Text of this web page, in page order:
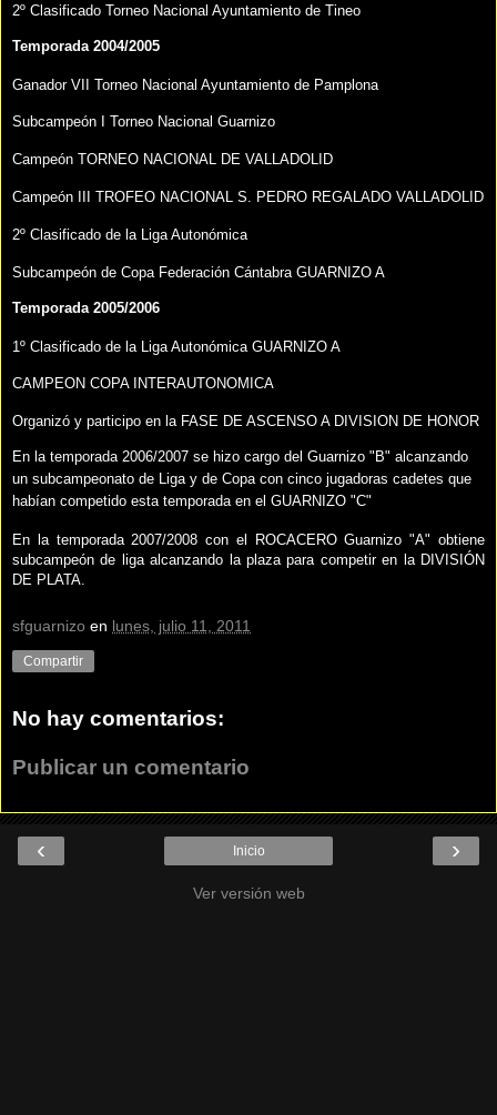
2º Clasificado Torneo Nacional Ayuntamiento de Tineo
Temporada 2004/2005
Ganador VII Torneo Nacional Ayuntamiento de Pamplona
Subcampeón I Torneo Nacional Guarnizo
Campeón TORNEO NACIONAL DE VALLADOLID
Campeón III TROFEO NACIONAL S. PEDRO REGALADO VALLADOLID
2º Clasificado de la Liga Autonómica
Subcampeón de Copa Federación Cántabra GUARNIZO A
Temporada 2005/2006
1º Clasificado de la Liga Autonómica GUARNIZO A
CAMPEON COPA INTERAUTONOMICA
Organizó y participo en la FASE DE ASCENSO A DIVISION DE HONOR
En la temporada 2006/2007 se hizo cargo del Guarnizo "B" alcanzando
un subcampeonato de Liga y de Copa con cinco jugadoras cadetes que
habían competido esta temporada en el GUARNIZO "C"
En la temporada 2007/2008 con el ROCACERO Guarnizo "A" obtiene
subcampeón de liga alcanzando la plaza para competir en la DIVISIÓN
DE PLATA.
sfguarnizo en lunes, julio 11, 2011
Compartir
No hay comentarios:
Publicar un comentario
‹ ›
Inicio
Ver versión web